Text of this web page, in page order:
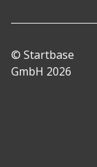
© Startbase
GmbH 2026